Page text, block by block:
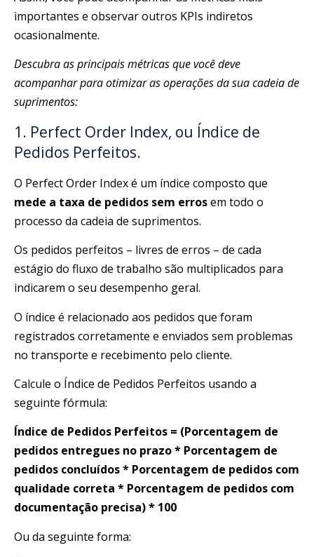
importantes e observar outros KPIs indiretos
ocasionalmente.
Descubra as principais métricas que você deve
acompanhar para otimizar as operações da sua cadeia de
suprimentos:
1. Perfect Order Index, ou Índice de
Pedidos Perfeitos.
O Perfect Order Index é um índice composto que
mede a taxa de pedidos sem errosem todo o
processo da cadeia de suprimentos.
Os pedidos perfeitos – livres de erros – de cada
estágio do fluxo de trabalho são multiplicados para
indicarem o seu desempenho geral.
O índice é relacionado aos pedidos que foram
registrados corretamente e enviados sem problemas
no transporte e recebimento pelo cliente.
Calcule o Índice de Pedidos Perfeitos usando a
seguinte fórmula:
Índice de Pedidos Perfeitos = (Porcentagem de
pedidos entregues no prazo * Porcentagem de
pedidos concluídos * Porcentagem de pedidos com
qualidade correta * Porcentagem de pedidos com
documentação precisa) * 100
Ou da seguinte forma: